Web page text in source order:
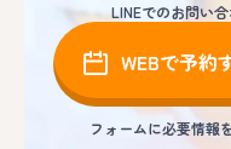
LINEでのお問い
WEBで予約
フォームに必要情報